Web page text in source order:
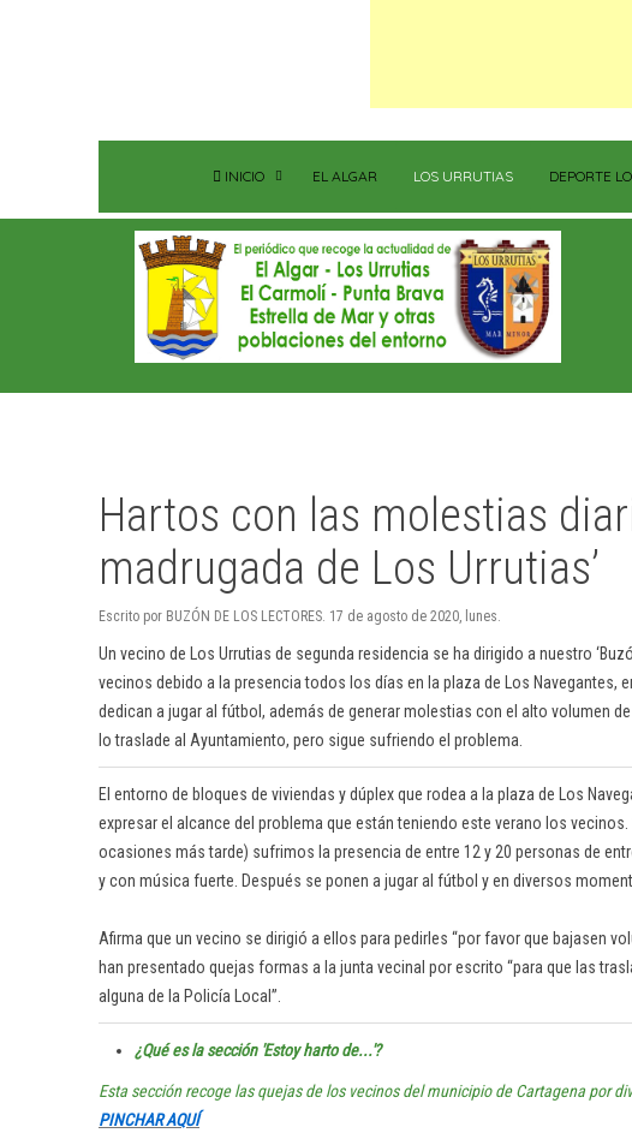
INICIO EL ALGAR LOS URRUTIAS DEPORTE
Hartos con las molestias
madrugada de Los Urrutias’
Escrito por BUZÓN DE LOS LECTORES. 17 de agosto de 2020, lunes.
Un vecino de Los Urrutias de segunda residencia se ha dirigido a nuestro
vecinos debido a la presencia todos los días en la plaza de Los Navegantes,
dedican a jugar al fútbol, además de generar molestias con el alto volumen
lo traslade al Ayuntamiento, pero sigue sufriendo el problema.
El entorno de bloques de viviendas y dúplex que rodea a la plaza de Los
expresar el alcance del problema que están teniendo este verano los
ocasiones más tarde) sufrimos la presencia de entre 12 y 20 personas de
y con música fuerte. Después se ponen a jugar al fútbol y en diversos
Afirma que un vecino se dirigió a ellos para pedirles “por favor que bajasen
han presentado quejas formas a la junta vecinal por escrito “para que las
alguna de la Policía Local”.
¿Qué es la sección 'Estoy harto de...'?
Esta sección recoge las quejas de los vecinos del municipio de Cartagena por
PINCHAR AQUÍ